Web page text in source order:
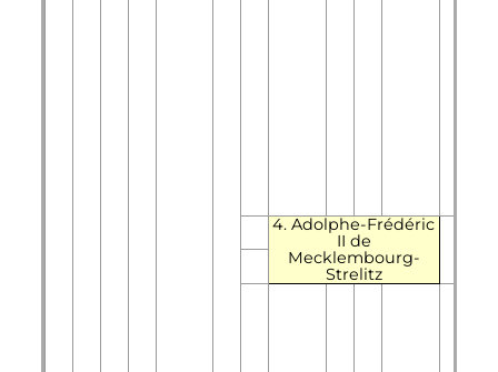
4. Adolphe-Frédéric
II de
Mecklembourg-
Strelitz